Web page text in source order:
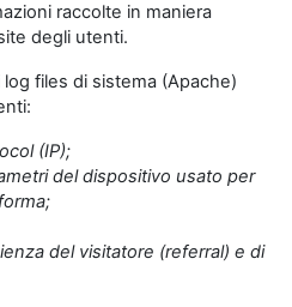
raccolte in maniera
degli utenti.
files di sistema (Apache)
(IP);
del dispositivo usato per
del visitatore (referral) e di